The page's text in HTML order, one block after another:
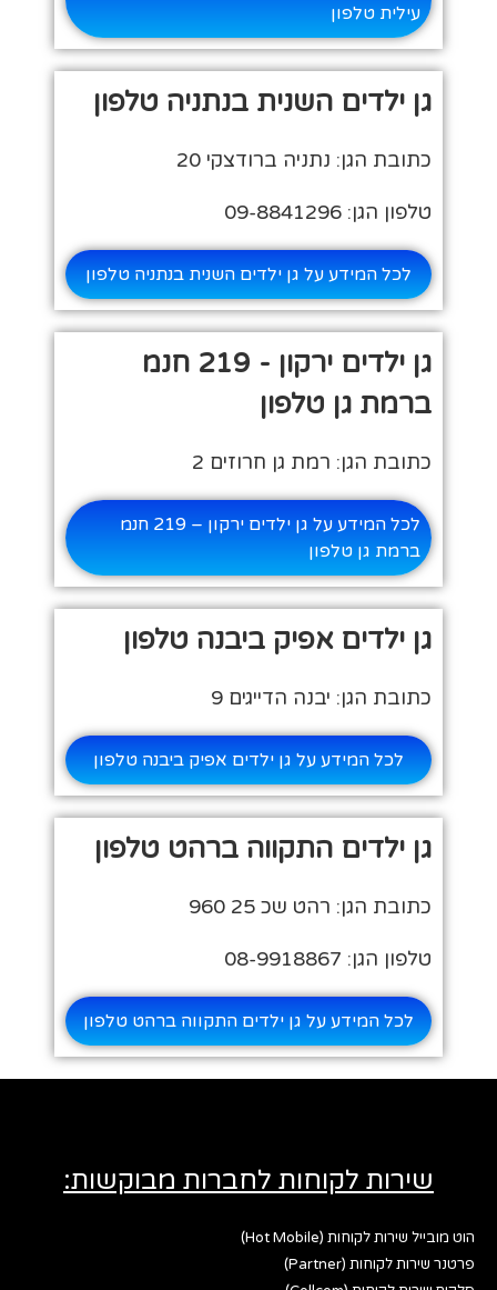
עילית טלפון
גן ילדים השנית בנתניה טלפון
כתובת הגן: נתניה ברודצקי 20
טלפון הגן: 09-8841296
לכל המידע על גן ילדים השנית בנתניה טלפון
גן ילדים ירקון - 219 חנמ
ברמת גן טלפון
כתובת הגן: רמת גן חרוזים 2
לכל המידע על גן ילדים ירקון – 219 חנמ
ברמת גן טלפון
גן ילדים אפיק ביבנה טלפון
כתובת הגן: יבנה הדייגים 9
לכל המידע על גן ילדים אפיק ביבנה טלפון
גן ילדים התקווה ברהט טלפון
כתובת הגן: רהט שכ 25 960
טלפון הגן: 08-9918867
לכל המידע על גן ילדים התקווה ברהט טלפון
שירות לקוחות לחברות מבוקשות:
הוט מובייל שירות לקוחות (Hot Mobile)
פרטנר שירות לקוחות (Partner)